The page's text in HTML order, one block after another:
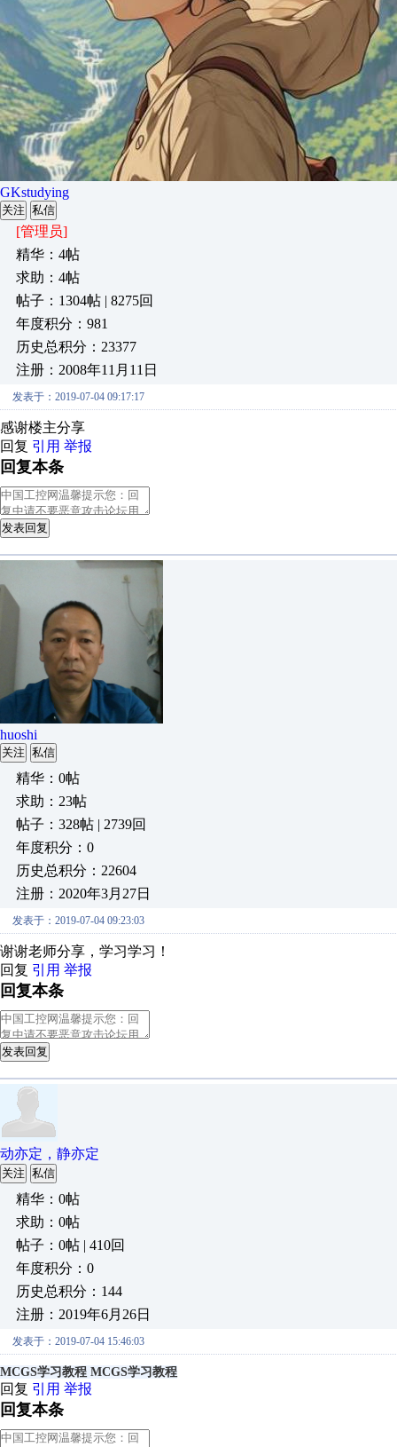
GKstudying
关注 私信
[管理员]
精华：4帖
求助：4帖
帖子：1304帖 | 8275回
年度积分：981
历史总积分：23377
注册：2008年11月11日
发表于：2019-07-04 09:17:17
感谢楼主分享
回复 引用 举报
回复本条
发表回复
huoshi
关注 私信
精华：0帖
求助：23帖
帖子：328帖 | 2739回
年度积分：0
历史总积分：22604
注册：2020年3月27日
发表于：2019-07-04 09:23:03
谢谢老师分享，学习学习！
回复 引用 举报
回复本条
发表回复
动亦定，静亦定
关注 私信
精华：0帖
求助：0帖
帖子：0帖 | 410回
年度积分：0
历史总积分：144
注册：2019年6月26日
发表于：2019-07-04 15:46:03
MCGS学习教程 MCGS学习教程
回复 引用 举报
回复本条